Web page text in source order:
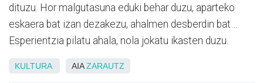
dituzu. Hor malgutasuna eduki behar duzu, aparteko
eskaera bat izan dezakezu, ahalmen desberdin bat…
Esperientzia pilatu ahala, nola jokatu ikasten duzu.
KULTURA AIAZARAUTZ